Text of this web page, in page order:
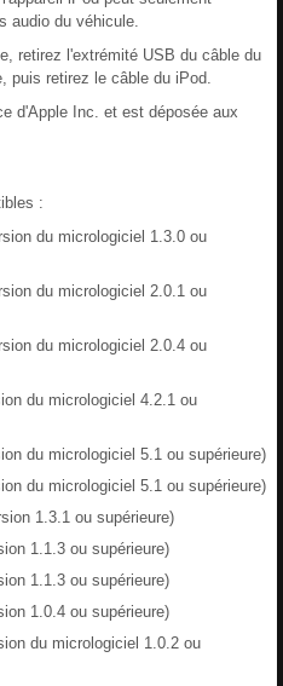
audio du véhicule.
retirez l'extrémité USB du câble du
puis retirez le câble du iPod.
d'Apple Inc. et est déposée aux
:
du micrologiciel 1.3.0 ou
du micrologiciel 2.0.1 ou
du micrologiciel 2.0.4 ou
du micrologiciel 4.2.1 ou
du micrologiciel 5.1 ou supérieure)
du micrologiciel 5.1 ou supérieure)
1.3.1 ou supérieure)
1.1.3 ou supérieure)
1.1.3 ou supérieure)
1.0.4 ou supérieure)
du micrologiciel 1.0.2 ou